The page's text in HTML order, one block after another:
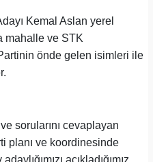
Kemal Aslan yerel
mahalle ve STK
önde gelen isimleri ile
sorularını cevaplayan
planı ve koordinesinde